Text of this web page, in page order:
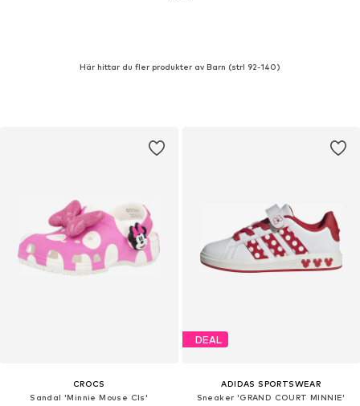
Här hittar du fler produkter av Barn (strl 92-140)
CROCS
Sandal 'Minnie Mouse Cls'
DEAL
ADIDAS SPORTSWEAR
Sneaker 'GRAND COURT MINNIE'